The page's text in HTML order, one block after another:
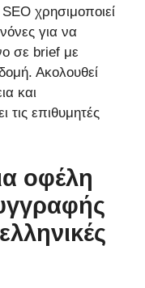
χρησιμοποιεί
για να
σε brief με
Ακολουθεί
και
τις επιθυμητές
οφέλη